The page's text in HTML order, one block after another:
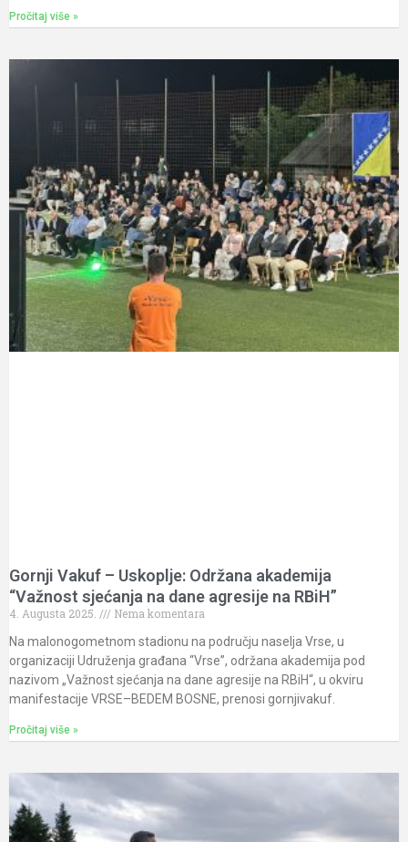
Pročitaj više »
Gornji Vakuf – Uskoplje: Održana akademija
“Važnost sjećanja na dane agresije na RBiH”
4. Augusta 2025.
Nema komentara
Na malonogometnom stadionu na području naselja Vrse, u
organizaciji Udruženja građana “Vrse”, održana akademija pod
nazivom „Važnost sjećanja na dane agresije na RBiH“, u okviru
manifestacije VRSE–BEDEM BOSNE, prenosi gornjivakuf.
Pročitaj više »